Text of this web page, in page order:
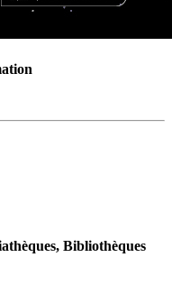
Bibliothèques